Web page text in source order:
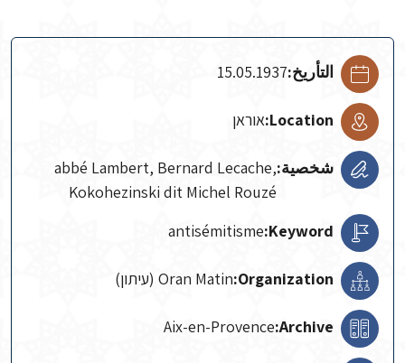
التأريخ:15.05.1937
Location: אוראן
شخصية:abbé Lambert, Bernard Lecache,
Kokohezinski dit Michel Rouzé
Keyword:
antisémitisme
Organization: Oran Matin (עיתון)
Archive:
Aix-en-Provence